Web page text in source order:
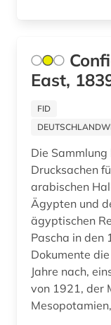
eritrea (1)
Polen (3)
Portugal (2)
Schweiz (3)
East,
FID
Die
Drucksachen
arabischen
Ägypten und
ägyptischen
Pascha in den
Dokumente
Jahre nach,
von 1921, der